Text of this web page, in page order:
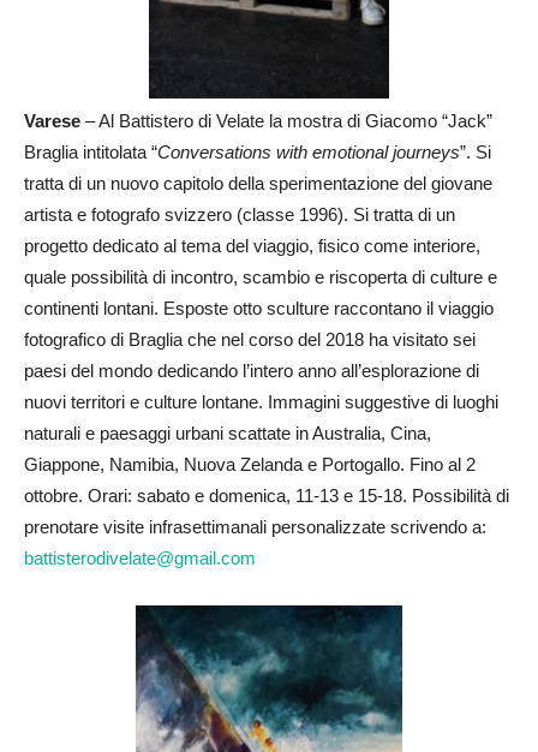
Varese – Al Battistero di Velate la mostra di Giacomo “Jack”
Braglia intitolata “Conversations with emotional journeys”. Si
tratta di un nuovo capitolo della sperimentazione del giovane
artista e fotografo svizzero (classe 1996). Si tratta di un
progetto dedicato al tema del viaggio, fisico come interiore,
quale possibilità di incontro, scambio e riscoperta di culture e
continenti lontani. Esposte otto sculture raccontano il viaggio
fotografico di Braglia che nel corso del 2018 ha visitato sei
paesi del mondo dedicando l’intero anno all’esplorazione di
nuovi territori e culture lontane. Immagini suggestive di luoghi
naturali e paesaggi urbani scattate in Australia, Cina,
Giappone, Namibia, Nuova Zelanda e Portogallo. Fino al 2
ottobre. Orari: sabato e domenica, 11-13 e 15-18. Possibilità di
prenotare visite infrasettimanali personalizzate scrivendo a:
battisterodivelate@gmail.com